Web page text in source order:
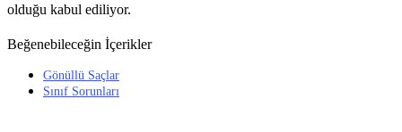
olduğu kabul ediliyor.
Beğenebileceğin İçerikler
Gönüllü Saçlar
Sınıf Sorunları